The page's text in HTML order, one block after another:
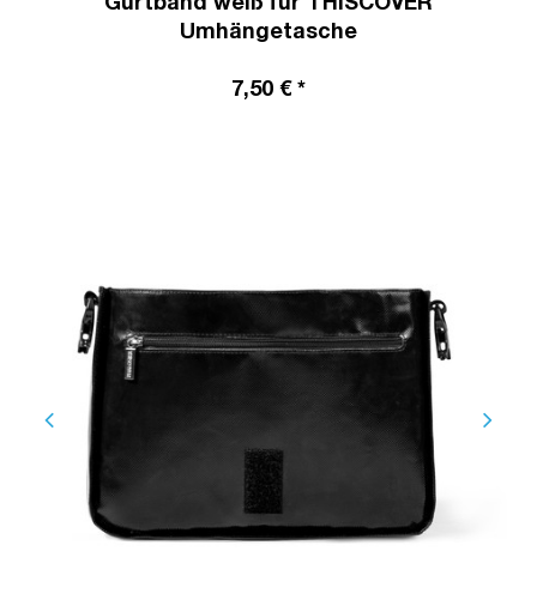
Gurtband weiß für THISCOVER
Umhängetasche
7,50 € *